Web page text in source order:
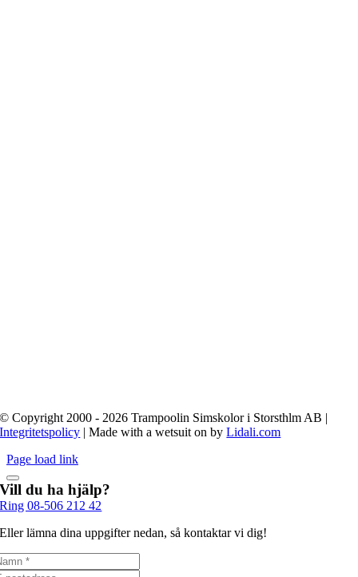
© Copyright 2000 - 2026 Trampoolin Simskolor i Storsthlm AB |
Integritetspolicy | Made with a wetsuit on byLidali.com
Page load link
Vill du ha hjälp?
Ring 08-506 212 42
Eller lämna dina uppgifter nedan, så kontaktar vi dig!